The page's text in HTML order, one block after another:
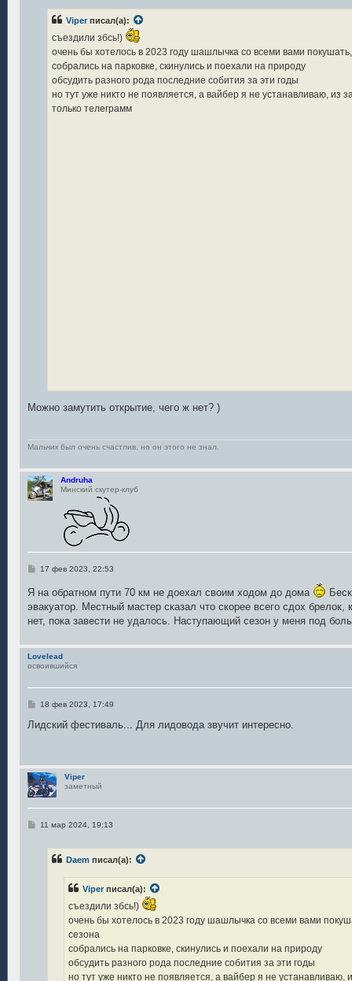
Viper писал(а):
съездили збсь!)
очень бы хотелось в 2023 году шашлычка со всеми вами
собрались на парковке, скинулись и поехали на природу
обсудить разного рода последние собития за эти годы
но тут уже никто не появляется, а вайбер я не устанавливаю, из
только телеграмм
Можно замутить открытие, чего ж нет? )
Мальчик был очень счастлив, но он этого не знал.
Andruha
Минский скутер-клуб
С
б
щ
н
е
17 фев 2023, 22:53
Я на обратном пути 70 км не доехал своим ходом до дома
эвакуатор. Местный мастер сказал что скорее всего сдох брелок,
нет, пока завести не удалось. Наступающий сезон у меня под
Lovelead
освоившийся
С
о
б
и
е
18 фев 2023, 17:49
Лидский фестиваль... Для лидовода звучит интересно.
Viper
заметный
С11 мар 2024, 19:13
Daem писал(а):
Viperписал(а):
съездили збсь!)
очень бы хотелось в 2023 году шашлычка со всеми вами
сезона
собрались на парковке, скинулись и поехали на природу
обсудить разного рода последние собития за эти годы
но тут уже никто не появляется, а вайбер я не устанавливаю,